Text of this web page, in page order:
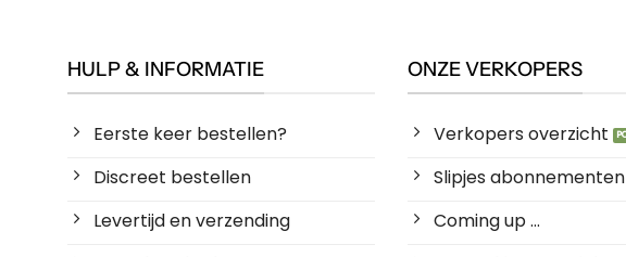
HULP & INFORMATIE
Eerste keer bestellen?
Discreet bestellen
Levertijd en verzending
ONZE VERKOPERS
Verkopers overzicht
Slipjes abonnementen
Coming up ...